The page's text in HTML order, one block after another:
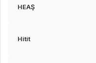
HEAŞ
Hitit